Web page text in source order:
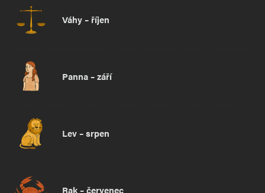
Váhy – říjen
Panna – září
Lev – srpen
Rak – červenec